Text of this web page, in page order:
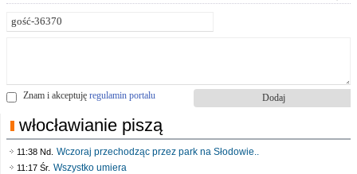
Znam i akceptuję regulamin portalu
włocławianie piszą
11:38 Nd. Wczoraj przechodząc przez park na Słodowie..
11:17 Śr. Wszystko umiera